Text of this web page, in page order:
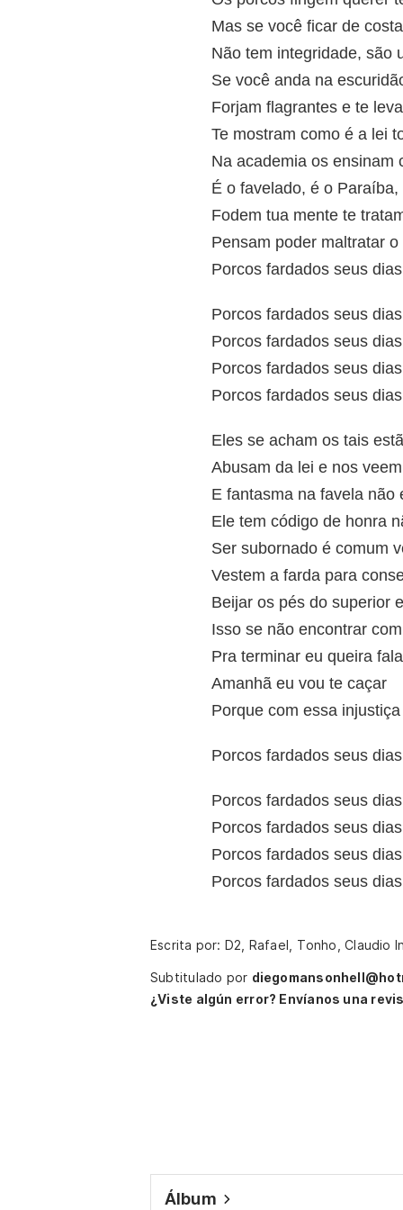
Mas se você ficar de
Não tem integridade, são
Se você anda na
Forjam flagrantes e te
Te mostram como é a lei
Na academia os ensinam
É o favelado, é o
Fodem tua mente te
Pensam poder maltratar
Porcos fardados seus
Porcos fardados seus
Porcos fardados seus
Porcos fardados seus
Porcos fardados seus
Eles se acham os tais
Abusam da lei e nos
E fantasma na favela não
Ele tem código de honra
Ser subornado é comum
Vestem a farda para
Beijar os pés do superior
Isso se não encontrar
Pra terminar eu queira
Amanhã eu vou te caçar
Porque com essa
Porcos fardados seus
Porcos fardados seus
Porcos fardados seus
Porcos fardados seus
Porcos fardados seus
Escrita por: D2, Rafael, Tonho, Claudio
Subtitulado por
¿Viste algún error? Envíanos una
Álbum